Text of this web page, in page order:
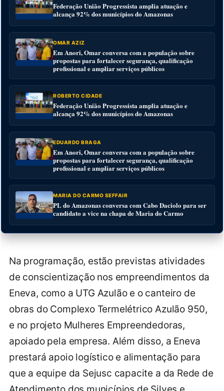
Federação União Progressista amplia atuação e
alcança 92% dos municípios do Amazonas
OMAR AZIZ
Em Anori, Omar conversa com a população sobre
propostas para fortalecer segurança, qualificação
profissional e ampliar serviços públicos
ROBERTO CIDADE
Federação União Progressista amplia atuação e
alcança 92% dos municípios do Amazonas
EDUARDO BRAGA
Em Anori, Omar conversa com a população sobre
propostas para fortalecer segurança, qualificação
profissional e ampliar serviços públicos
MARIA DO CARMO SEFFAIR
PL do Amazonas conversa com Cabo Daciolo para ser
candidato a vice na chapa de Maria do Carmo
Na programação, estão previstas atividades
de conscientização nos empreendimentos da
Eneva, como a UTG Azulão e o canteiro de
obras do Complexo Termelétrico Azulão 950,
e no projeto Mulheres Empreendedoras,
apoiado pela empresa. Além disso, a Eneva
prestará apoio logístico e alimentação para
que a equipe da Sejusc capacite a da Rede de